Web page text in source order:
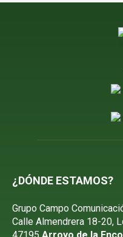
¿DÓNDE ESTAMOS?
Grupo Campo
Calle Almendrera 18-20,